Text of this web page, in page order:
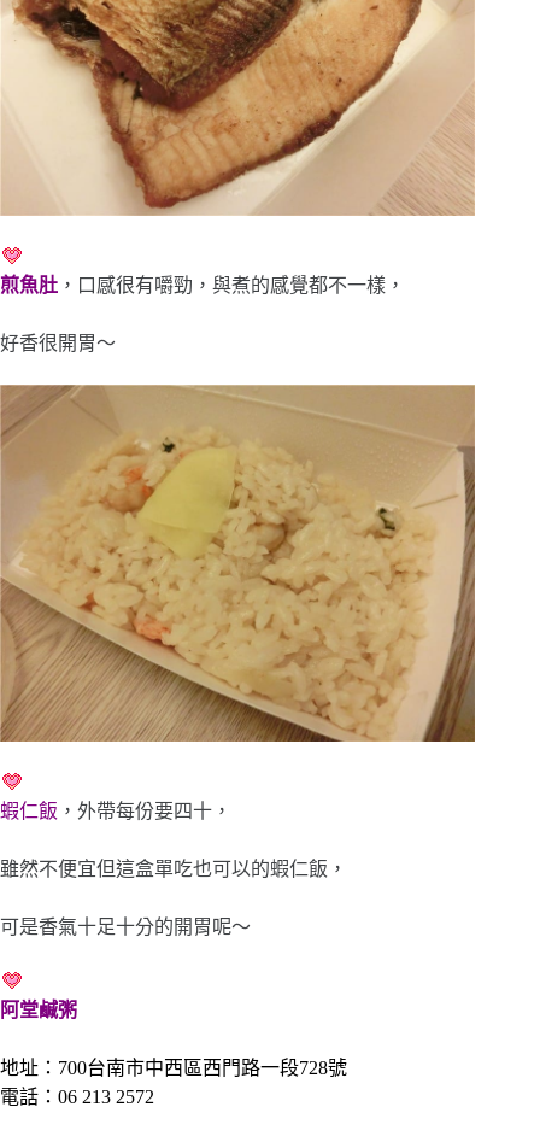
煎魚肚 ，口感很有嚼勁，與煮的感覺都不一樣，
好香很開胃～
蝦仁飯 ，外帶每份要四十，
雖然不便宜但這盒單吃也可以的蝦仁飯，
可是香氣十足十分的開胃呢～
阿堂鹹粥
地址：700台南市中西區西門路一段728號
電話：06 213 2572